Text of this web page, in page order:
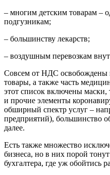
– многим детским товарам –
подгузникам;
– большинству лекарств;
– воздушным перевозкам
Совсем от НДС освобождены
товары, а также часть
этот список включены
и прочие элементы
обширный спектр услуг –
предприятий), большинство
далее.
Есть также множество
бизнеса, но в них порой
бухгалтера, где уж обойтись